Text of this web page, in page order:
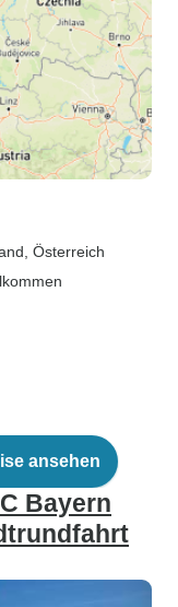
, Österreich
ansehen
Bayern